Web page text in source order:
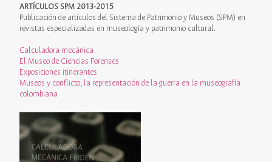
ARTÍCULOS SPM 2013-2015
Publicación de artículos del Sistema de Patrimonio y Museos (SPM) en
revistas especializadas en museología y patrimonio cultural.
Calculadora mecánica
El Museo de Ciencias Forenses
Exposiciones itinerantes
Museos y conflicto; la representación de la guerra en la museografía
colombiana